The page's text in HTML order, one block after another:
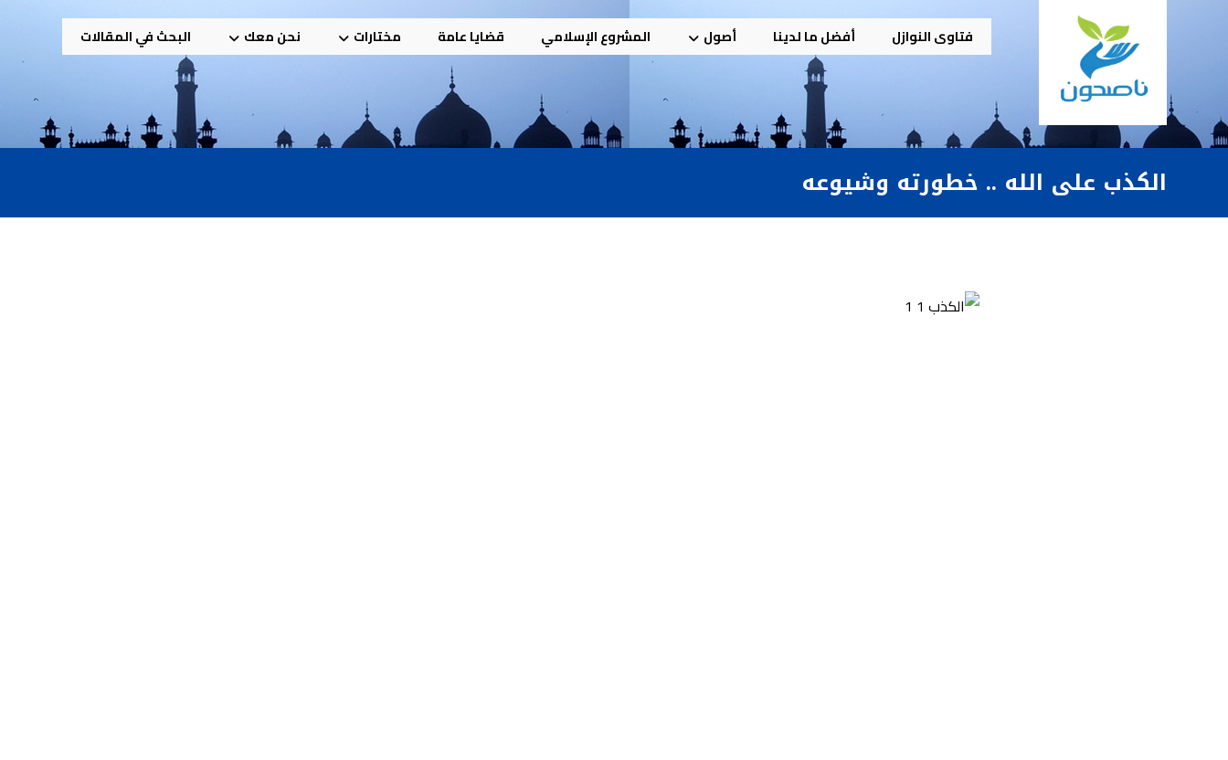
فتاوى النوازل أفضل ما لدينا أصول المشروع الإسلامي قضايا عامة مختارات نحن معك البحث في المقالات
الكذب على الله .. خطورته وشيوعه